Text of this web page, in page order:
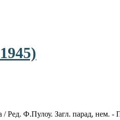
/ Ред. Ф.Пулоу. Загл. парад, нем. -